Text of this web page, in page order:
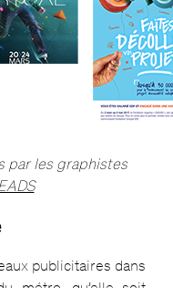
par les graphistes
publicitaires dans